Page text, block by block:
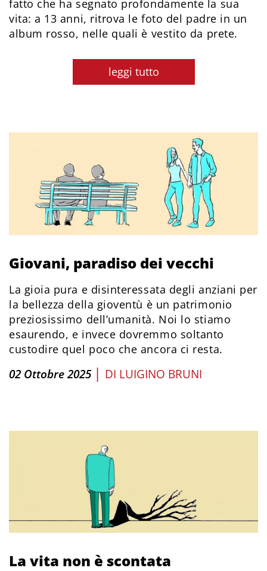
fatto che ha segnato profondamente la sua
vita: a 13 anni, ritrova le foto del padre in un
album rosso, nelle quali è vestito da prete.
leggi tutto
Giovani, paradiso dei vecchi
La gioia pura e disinteressata degli anziani per
la bellezza della gioventù è un patrimonio
preziosissimo dell’umanità. Noi lo stiamo
esaurendo, e invece dovremmo soltanto
custodire quel poco che ancora ci resta.
02 Ottobre 2025 | DI LUIGINO BRUNI
La vita non è scontata